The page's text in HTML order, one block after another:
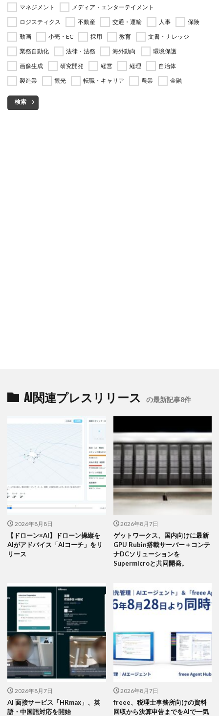
マネジメント
メディア・エンターテイメント
ロジスティクス
不動産 交通・運輸 人事
保険
動画
小売・EC 採用 教育
文書・ナレッジ
業務自動化
法律・法務 海外動向
環境保護
画像生成
研究開発 経営 経理
自治体
製造業
観光 転職・キャリア 農業 金融
検索
AI関連プレスリリース の最新記事8件
2026年8月8日
【ドローン×AI】ドローン操縦を
AIがアドバイス「AIコーチ」をリ
リース
2026年8月7日
ゲットワークス、国内向けに最新
GPU Rubin搭載サーバー＋コンテ
ナDCソリューションを
Supermicroと共同開発。
2026年8月7日
AI 面接サービス「HRmax」、英
語・中国語対応を開始
2026年8月7日
freee、税理士事務所向けの資料
回収から決算申告までをAIで一気